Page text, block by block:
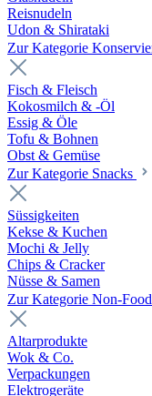
Reisnudeln
Udon & Shirataki
Zur Kategorie
Fisch & Fleisch
Kokosmilch & -Öl
Essig & Öle
Tofu & Bohnen
Obst & Gemüse
Zur Kategorie Snacks
Süssigkeiten
Kekse & Kuchen
Mochi & Jelly
Chips & Cracker
Nüsse & Samen
Zur Kategorie Non-Food
Altarprodukte
Wok & Co.
Verpackungen
Elektrogeräte